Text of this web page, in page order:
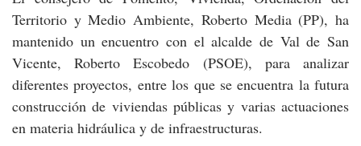
Territorio y Medio Ambiente, Roberto Media (PP), ha
mantenido un encuentro con el alcalde de Val de San
Vicente, Roberto Escobedo (PSOE), para analizar
diferentes proyectos, entre los que se encuentra la futura
construcción de viviendas públicas y varias actuaciones
en materia hidráulica y de infraestructuras.